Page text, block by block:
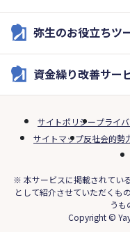
弥生のお役立ちツ
資金繰り改善サー
サイトポリシープライ
サイトマップ反社会的勢
※ 本サービスに掲載されてい
として紹介させていただくも
うも
Copyright ©